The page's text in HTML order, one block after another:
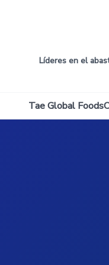
Líderes en el
Tae Global Foods